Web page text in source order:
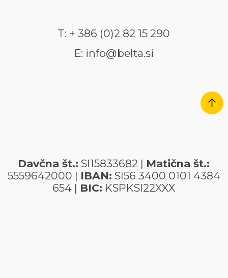
T: + 386 (0)2 82 15 290
E: info@belta.si
Davčna št.: SI15833682 | Matična št.:
5559642000 | IBAN: SI56 3400 0101 4384
654 | BIC: KSPKSI22XXX